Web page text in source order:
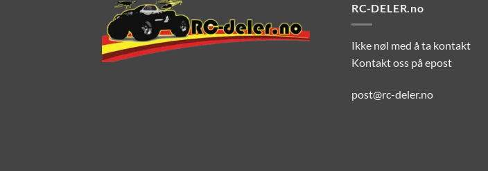
RC-DELER.no
Ikke nøl med å ta kontakt
Kontakt oss på epost
post@rc-deler.no